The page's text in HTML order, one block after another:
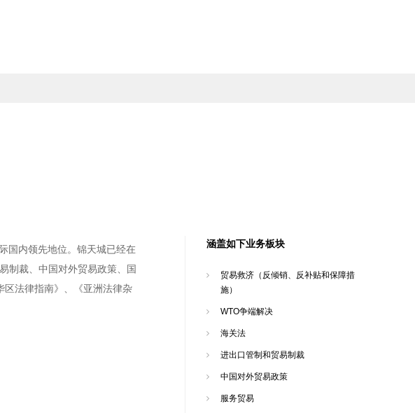
国内领先地位。锦天城已经在
制裁、中国对外贸易政策、国
区法律指南》、《亚洲法律杂
涵盖如下业务板块
贸易救济（反倾销、反补贴和保障措
施）
WTO争端解决
海关法
进出口管制和贸易制裁
中国对外贸易政策
服务贸易